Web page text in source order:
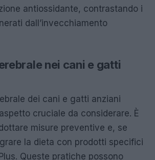
antiossidante, contrastando i
dall’invecchiamento
nei cani e gatti
dei cani e gatti anziani
cruciale da considerare. È
misure preventive e, se
la dieta con prodotti specifici
Queste pratiche possono